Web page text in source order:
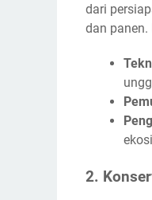
dari
dan
2.